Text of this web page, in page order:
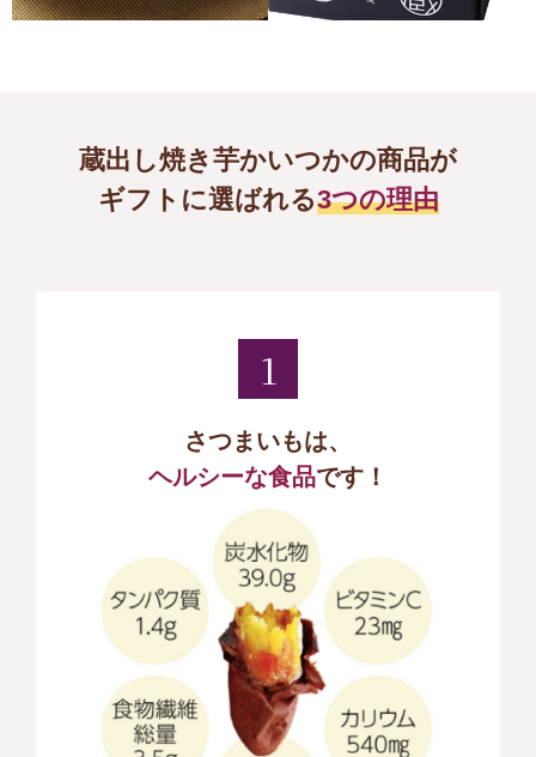
蔵出し焼き芋かいつかの商品が
ギフトに選ばれる3つの理由
1
さつまいもは、
ヘルシーな食品です！